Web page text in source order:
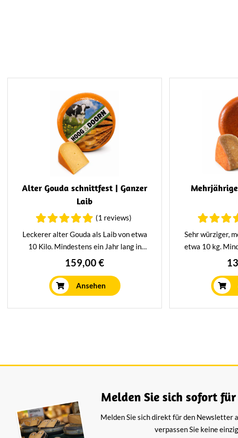
Alter Gouda schnittfest | Ganzer
Laib
(1 reviews)
Leckerer alter Gouda als Laib von etwa
10 Kilo. Mindestens ein Jahr lang in
unserem traditionellen Reifungshaus
gereift. Köstlicher pikanter Käse mit
intensivem Geschmackserlebnis.
Fantastisch auf Brot, aber auch auf einer
Käseplatte ein echter Genuss.
159,00 €
Ansehen
Sehr würziger,
etwa 10 kg.
unserem
gereift.
Melden Sie sich sofort
Melden Sie sich direkt für den Newsletter
verpassen Sie keine